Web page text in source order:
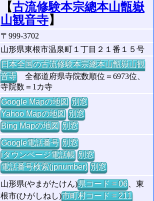
【古流修験本宗總本山甑嶽
山観音寺】
〒999-3702
山形県東根市温泉町１丁目２１番１５号
日本全国の古流修験本宗總本山甑嶽山観
音寺全都道府県寺院数順位＝6973位、
寺院数＝1カ寺
Google Mapの地図 別窓
Yahoo Mapの地図 別窓
Bing Mapの地図 別窓
Google電話番号 別窓
iタウンページ電話帳 別窓
電話番号検索(jpnumber) 別窓
山形県(やまがたけん)県コード = 06、東
根市(ひがしねし)市町村コード = 211